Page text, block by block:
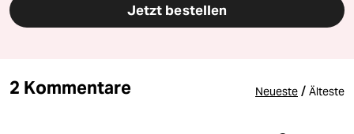
Jetzt bestellen
2 Kommentare Neueste / Älteste